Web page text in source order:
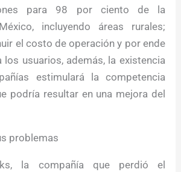
para 98 por ciento de la
incluyendo áreas rurales;
el costo de operación y por ende
los usuarios, además, la existencia
estimulará la competencia
podría resultar en una mejora del
problemas
la compañía que perdió el